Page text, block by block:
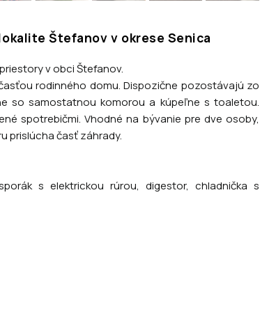
Štefanov v okrese Senica
v obci Štefanov.
rodinného domu. Dispozične pozostávajú zo
so samostatnou komorou a kúpeľne s toaletou.
spotrebičmi. Vhodné na bývanie pre dve osoby,
prislúcha časť záhrady.
s elektrickou rúrou, digestor, chladnička s